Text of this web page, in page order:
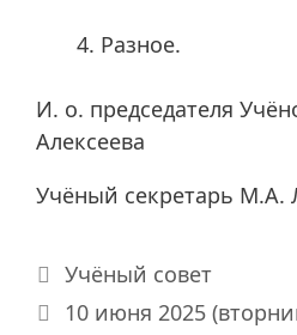
Разное.
И. о. председателя
Алексеева
Учёный секретарь М.А.
Рубрики
Учёный совет
10 июня 2025